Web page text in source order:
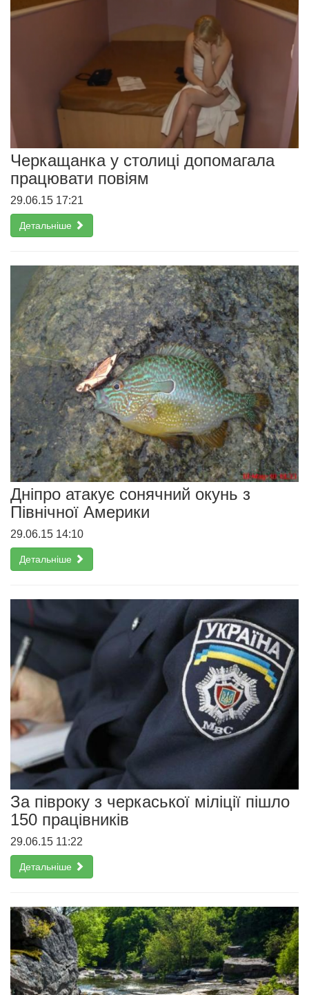
Черкащанка у столиці допомагала
працювати повіям
29.06.15 17:21
Детальніше
Дніпро атакує сонячний окунь з
Північної Америки
29.06.15 14:10
Детальніше
За півроку з черкаської міліції пішло
150 працівників
29.06.15 11:22
Детальніше